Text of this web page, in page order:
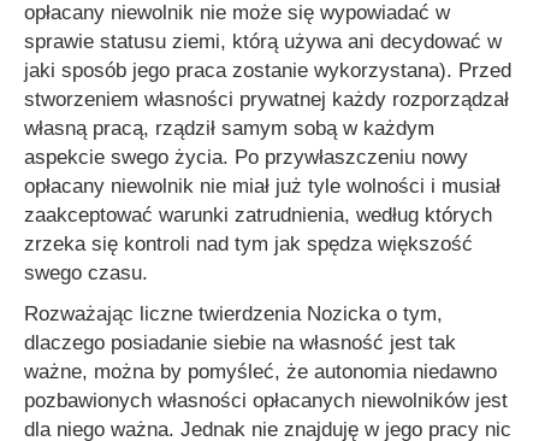
opłacany niewolnik nie może się wypowiadać w
sprawie statusu ziemi, którą używa ani decydować w
jaki sposób jego praca zostanie wykorzystana). Przed
stworzeniem własności prywatnej każdy rozporządzał
własną pracą, rządził samym sobą w każdym
aspekcie swego życia. Po przywłaszczeniu nowy
opłacany niewolnik nie miał już tyle wolności i musiał
zaakceptować warunki zatrudnienia, według których
zrzeka się kontroli nad tym jak spędza większość
swego czasu.
Rozważając liczne twierdzenia Nozicka o tym,
dlaczego posiadanie siebie na własność jest tak
ważne, można by pomyśleć, że autonomia niedawno
pozbawionych własności opłacanych niewolników jest
dla niego ważna. Jednak nie znajduję w jego pracy nic